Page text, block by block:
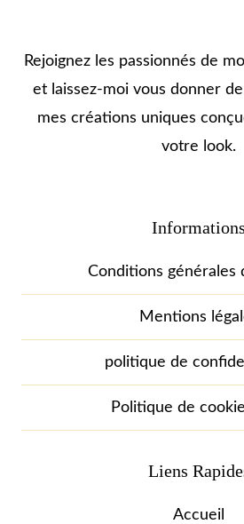
Rejoignez les passionnés de
et laissez-moi vous donner
mes créations uniques
votre look.
Informations
Conditions générales
Mentions
politique de
Politique de
Liens
Accueil